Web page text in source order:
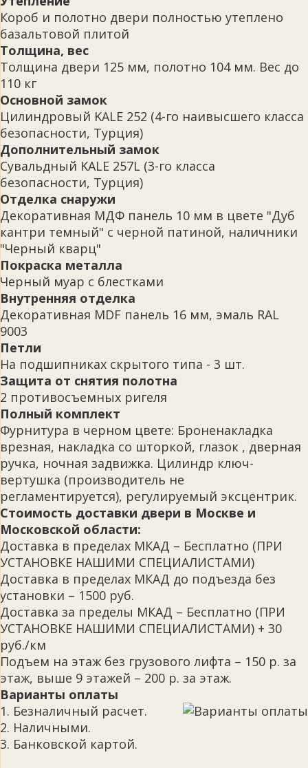
Короб и полотно двери полностью утеплено
базальтовой плитой
Толщина, вес
Толщина двери 125 мм, полотно 104 мм. Вес до
110 кг
Основной замок
Цилиндровый KALE 252 (4-го наивысшего класса
безопасности, Турция)
Дополнительный замок
Сувальдный KALE 257L (3-го класса
безопасности, Турция)
Отделка снаружи
Декоративная МДФ панель 10 мм в цвете "Дуб
кантри темный" с черной патиной, наличники
"Черный кварц"
Покраска металла
Черный муар с блестками
Внутренняя отделка
Декоративная MDF панель 16 мм, эмаль RAL
9003
Петли
На подшипниках скрытого типа - 3 шт.
Защита от снятия полотна
2 противосъемных ригеля
Полный комплект
Фурнитура в черном цвете: Броненакладка
врезная, накладка со шторкой, глазок , дверная
ручка, ночная задвижка. Цилиндр ключ-
вертушка (производитель не
регламентируется), регулируемый эксцентрик.
Стоимость доставки двери в Москве и
Московской области:
Доставка в пределах МКАД – Бесплатно (ПРИ
УСТАНОВКЕ НАШИМИ СПЕЦИАЛИСТАМИ)
Доставка в пределах МКАД до подъезда без
установки – 1500 руб.
Доставка за пределы МКАД – Бесплатно (ПРИ
УСТАНОВКЕ НАШИМИ СПЕЦИАЛИСТАМИ) + 30
руб./км
Подъем на этаж без грузового лифта – 150 р. за
этаж, выше 9 этажей – 200 р. за этаж.
Варианты оплаты
1. Безналичный расчет.
2. Наличными.
3. Банковской картой.